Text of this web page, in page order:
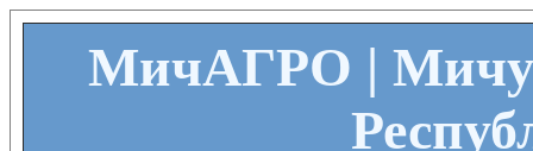
МичАГРО |